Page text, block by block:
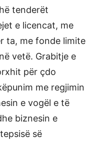
tenderët
e licencat, me
ta, me fonde limite
vetë. Grabitje e
për çdo
me regjimin
e vogël e të
biznesin e
së